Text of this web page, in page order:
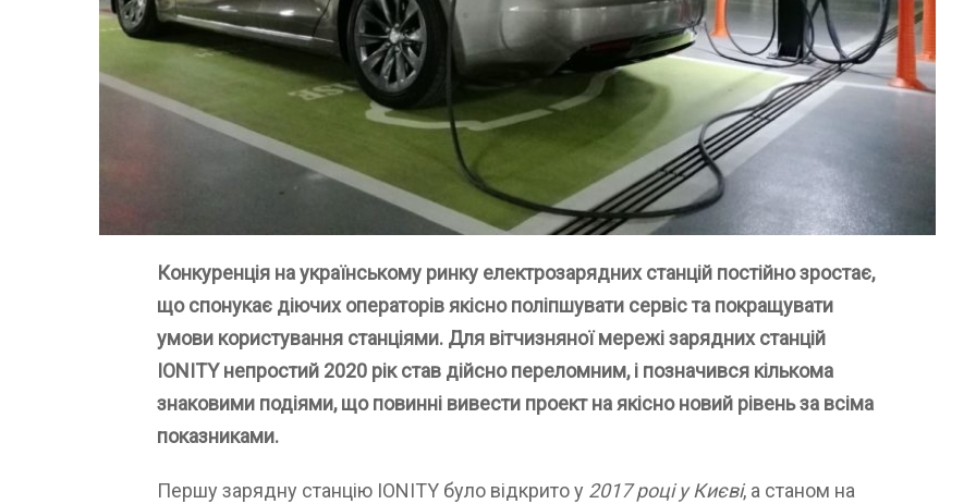
Конкуренція на українському ринку електрозарядних станцій постійно зростає,
що спонукає діючих операторів якісно поліпшувати сервіс та покращувати
умови користування станціями. Для вітчизняної мережі зарядних станцій
IONITY непростий 2020 рік став дійсно переломним, і позначився кількома
знаковими подіями, що повинні вивести проект на якісно новий рівень за всіма
показниками.
Першу зарядну станцію IONITY було відкрито у 2017 році у Києві, а станом на